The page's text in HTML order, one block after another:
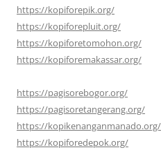
https://kopiforepik.org/
https://kopiforepluit.org/
https://kopiforetomohon.org/
https://kopiforemakassar.org/
https://pagisorebogor.org/
https://pagisoretangerang.org/
https://kopikenanganmanado.org/
https://kopiforedepok.org/